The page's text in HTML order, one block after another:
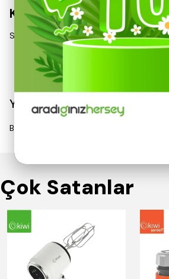
Kullanım Talimatı
Spreyi kullanmak
Devamını Göster
Yorumlar
Bu ürün için henüz yorum yapılmamış.
Çok Satanlar